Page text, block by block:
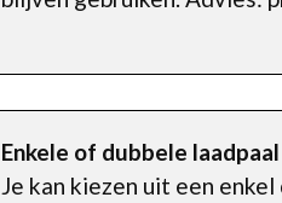
Enkele of dubbele laadpaal
Je kan kiezen uit een